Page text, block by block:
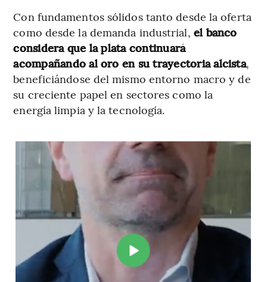
Con fundamentos sólidos tanto desde la oferta
como desde la demanda industrial, el banco
considera que la plata continuará
acompañando al oro en su trayectoria alcista,
beneficiándose del mismo entorno macro y de
su creciente papel en sectores como la
energía limpia y la tecnología.